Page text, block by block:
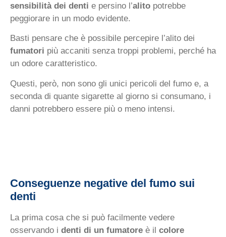
sensibilità dei denti e persino l’alito potrebbe
peggiorare in un modo evidente.
Basti pensare che è possibile percepire l’alito dei
fumatori più accaniti senza troppi problemi, perché ha
un odore caratteristico.
Questi, però, non sono gli unici pericoli del fumo e, a
seconda di quante sigarette al giorno si consumano, i
danni potrebbero essere più o meno intensi.
Conseguenze negative del fumo sui
denti
La prima cosa che si può facilmente vedere
osservando i denti di un fumatore è il colore